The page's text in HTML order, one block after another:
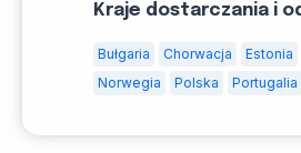
Kraje dostarczania i
Bułgaria Chorwacja Estonia
Norwegia
Polska Portugalia